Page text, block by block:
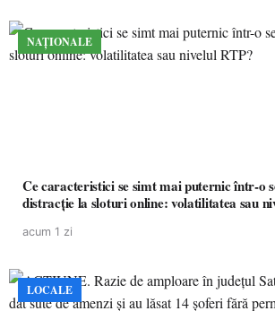
NAȚIONALE
Ce caracteristici se simt mai puternic într-o
distracție la sloturi online: volatilitatea sau
acum 1 zi
LOCALE